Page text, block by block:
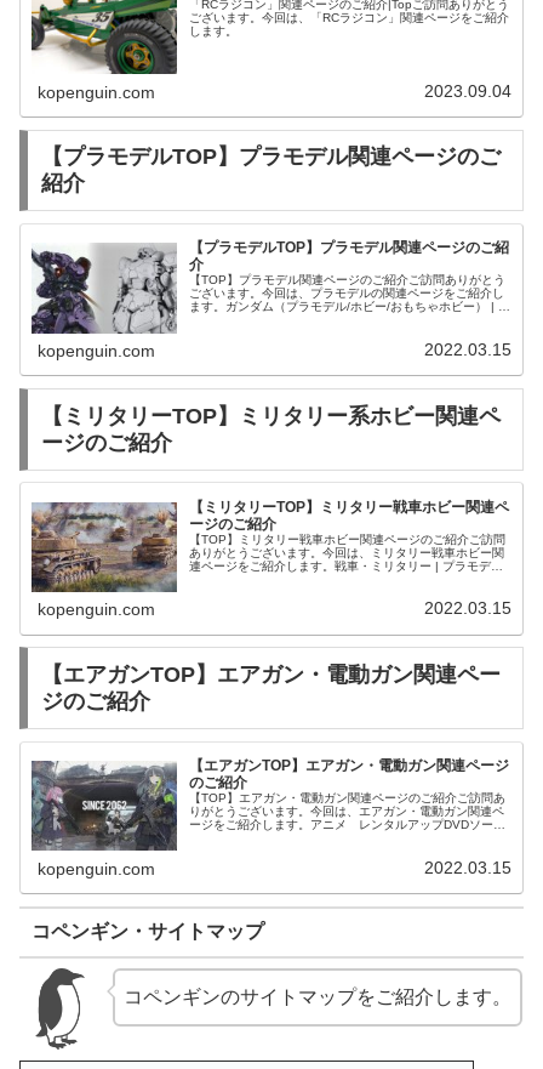
「RCラジコン」関連ページのご紹介|Topご訪問ありがとう
ございます。今回は、「RCラジコン」関連ページをご紹介
します。
kopenguin.com 2023.09.04
【プラモデルTOP】プラモデル関連ページのご
紹介
【プラモデルTOP】プラモデル関連ページのご紹
介
【TOP】プラモデル関連ページのご紹介ご訪問ありがとう
ございます。今回は、プラモデルの関連ページをご紹介し
ます。ガンダム（プラモデル/ホビー/おもちゃホビー） | 中
kopenguin.com 2022.03.15
【ミリタリーTOP】ミリタリー系ホビー関連ペ
ージのご紹介
【ミリタリーTOP】ミリタリー戦車ホビー関連ペ
ージのご紹介
【TOP】ミリタリー戦車ホビー関連ページのご紹介ご訪問
ありがとうございます。今回は、ミリタリー戦車ホビー関
連ページをご紹介します。戦車・ミリタリー | プラモデル
kopenguin.com 2022.03.15
【エアガンTOP】エアガン・電動ガン関連ペー
ジのご紹介
【エアガンTOP】エアガン・電動ガン関連ページ
のご紹介
【TOP】エアガン・電動ガン関連ページのご紹介ご訪問あ
りがとうございます。今回は、エアガン・電動ガン関連ペ
ージをご紹介します。アニメ レンタルアップDVDソード
kopenguin.com 2022.03.15
コペンギン・サイトマップ
コペンギンのサイトマップをご紹介します。